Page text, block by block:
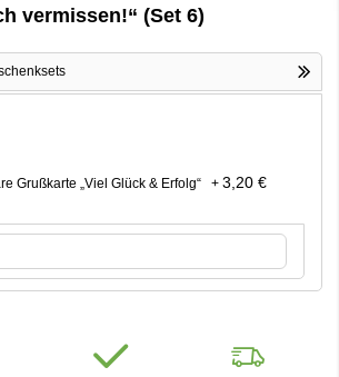
vermissen!“ (Set 6)
Grußkarte „Viel Glück & Erfolg“ + 3,20 €